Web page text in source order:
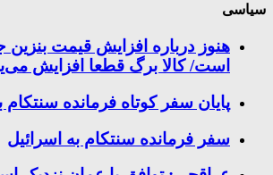
سیاسی
هنوز درباره افزایش قیمت
است/ کالا برگ قطعا افزایش
پایان سفر کوتاه فرمانده سنتکام
سفر فرمانده سنتکام به اسرائیل